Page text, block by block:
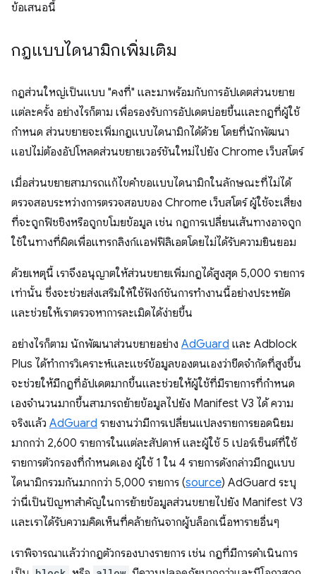
ข้อเสนอนี้
กฎแบบไดนามิกเพิ่มเติม
กฎส่วนใหญ่เป็นแบบ "คงที่" และมาพร้อมกับการอัปเดตส่วนขยาย
แต่ละครั้ง อย่างไรก็ตาม เพื่อรองรับการอัปเดตบ่อยขึ้นและกฎที่ผู้ใช้
กำหนด ส่วนขยายจะเพิ่มกฎแบบไดนามิกได้ด้วย โดยที่นักพัฒนา
แอปไม่ต้องอัปโหลดส่วนขยายเวอร์ชันใหม่ไปยัง Chrome เว็บสโตร์
เมื่อส่วนขยายสามารถแก้ไขคำขอแบบไดนามิกในลักษณะที่ไม่ได้
ตรวจสอบระหว่างการตรวจสอบของ Chrome เว็บสโตร์ ผู้ใช้จะเสี่ยง
ที่จะถูกฟิชชิงหรือถูกขโมยข้อมูล เช่น กฎการเปลี่ยนเส้นทางอาจถูก
ใช้ในทางที่ผิดเพื่อแทรกลิงก์แอฟฟิลิเอตโดยไม่ได้รับความยินยอม
ด้วยเหตุนี้ เราจึงอนุญาตให้ส่วนขยายเพิ่มกฎได้สูงสุด 5,000 รายการ
เท่านั้น ซึ่งจะช่วยส่งเสริมให้ใช้ฟังก์ชันการทำงานนี้อย่างประหยัด
และช่วยให้เราตรวจหาการละเมิดได้ง่ายขึ้น
อย่างไรก็ตาม นักพัฒนาส่วนขยายอย่าง AdGuard และ Adblock
Plus ได้ทําการวิเคราะห์และแชร์ข้อมูลของตนเองว่าขีดจํากัดที่สูงขึ้น
จะช่วยให้มีกฎที่อัปเดตมากขึ้นและช่วยให้ผู้ใช้ที่มีรายการที่กําหนด
เองจํานวนมากขึ้นสามารถย้ายข้อมูลไปยัง Manifest V3 ได้ ความ
จริงแล้ว AdGuard รายงานว่ามีการเปลี่ยนแปลงรายการยอดนิยม
มากกว่า 2,600 รายการในแต่ละสัปดาห์ และผู้ใช้ 5 เปอร์เซ็นต์ที่ใช้
รายการตัวกรองที่กำหนดเอง ผู้ใช้ 1 ใน 4 รายการดังกล่าวมีกฎแบบ
ไดนามิกรวมกันมากกว่า 5,000 รายการ (source) AdGuard ระบุ
ว่านี่เป็นปัญหาสำคัญในการย้ายข้อมูลส่วนขยายไปยัง Manifest V3
และเราได้รับความคิดเห็นที่คล้ายกันจากผู้บล็อกเนื้อหารายอื่นๆ
เราพิจารณาแล้วว่ากฎตัวกรองบางรายการ เช่น กฎที่มีการดำเนินการ